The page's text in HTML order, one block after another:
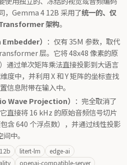
，Gemma 4 12B 采用了统一的、仅
架构。
） ：仅有 35M 参数，取代
层。它将 48x48 像素的原
通过单次矩阵乘法直接投影到大语言
度中，并利用 X 和 Y 矩阵的坐标查找
信息附带在输入中。
Wave Projection） ：完全取消了
直接将 16 kHz 的原始音频信号切片
含 640 个浮点数），并通过线性投影
中。
litert-lm
edge-ai
openai-compatible-server